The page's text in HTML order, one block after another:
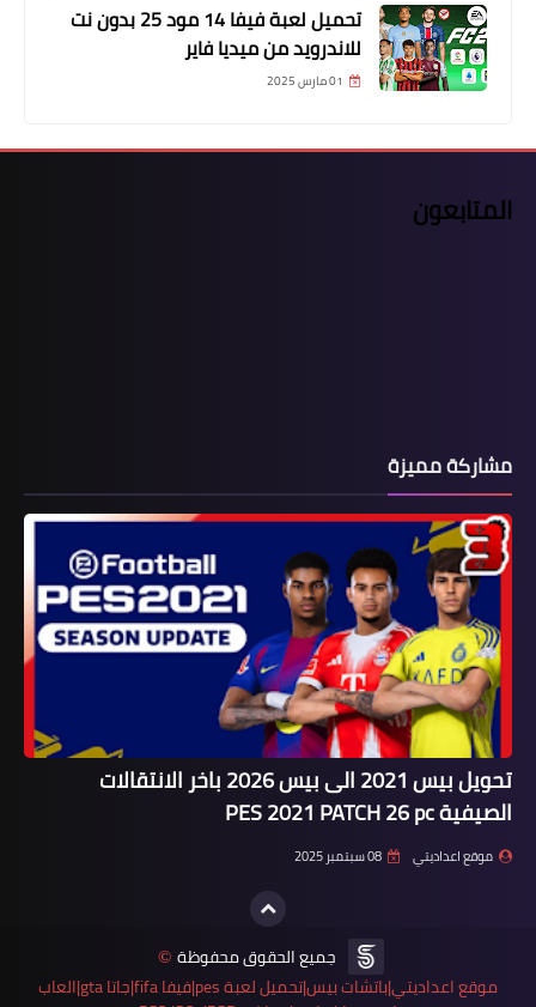
تحميل لعبة فيفا 14 مود 25 بدون نت
للاندرويد من ميديا فاير
01 مارس 2025
المتابعون
مشاركة مميزة
تحويل بيس 2021 الى بيس 2026 باخر الانتقالات
الصيفية PES 2021 PATCH 26 pc
موقع اعداديتي 08 سبتمبر 2025
جميع الحقوق محفوظة ©
موقع اعداديتي|باتشات بيس|تحميل لعبة pes|فيفا fifa|جاتا gta|العاب